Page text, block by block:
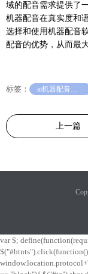
域的配音需求提供了
机器配音在真实度和
选择和使用机器配音
配音的优势，从而最
标签：
上一篇
var $;